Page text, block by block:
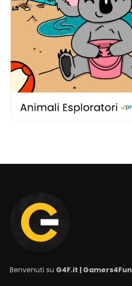
Benvenuti su G4F.it |